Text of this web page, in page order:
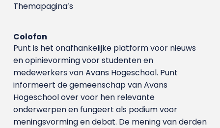
Themapagina’s
Colofon
Punt is het onafhankelijke platform voor nieuws
en opinievorming voor studenten en
medewerkers van Avans Hoge­school. Punt
informeert de gemeenschap van Avans
Hogeschool over voor hen relevante
onderwerpen en fungeert als podium voor
meningsvorming en debat. De mening van derden